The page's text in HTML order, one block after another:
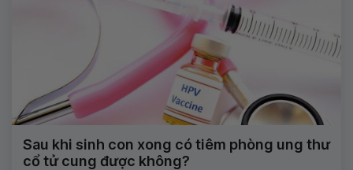
Sau khi sinh con xong có tiêm phòng ung thư
cổ tử cung được không?